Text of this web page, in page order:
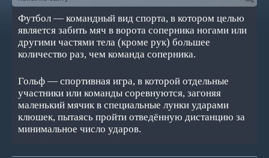
Футбол — командный вид спорта, в котором целью
является забить мяч в ворота соперника ногами или
другими частями тела (кроме рук) большее
количество раз, чем команда соперника.
Гольф — спортивная игра, в которой отдельные
участники или команды соревнуются, загоняя
маленький мячик в специальные лунки ударами
клюшек, пытаясь пройти отведённую дистанцию за
минимальное число ударов.